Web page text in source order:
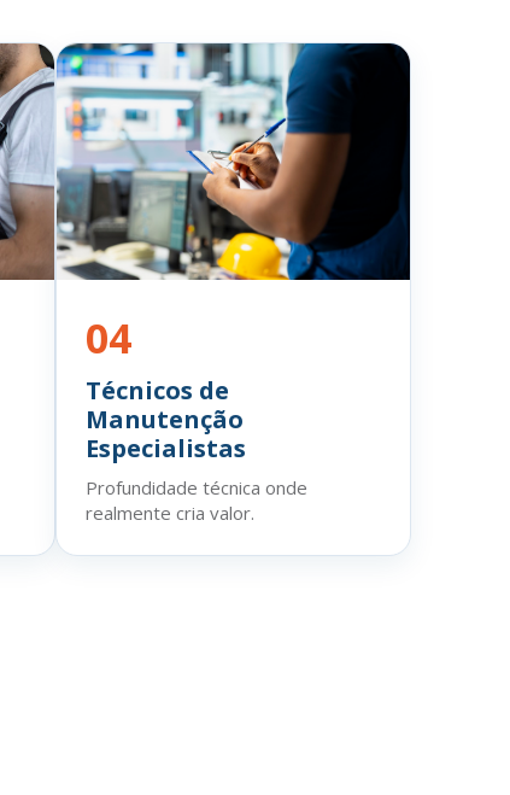
04
Técnicos de
Manutenção
Especialistas
Profundidade técnica onde
realmente cria valor.